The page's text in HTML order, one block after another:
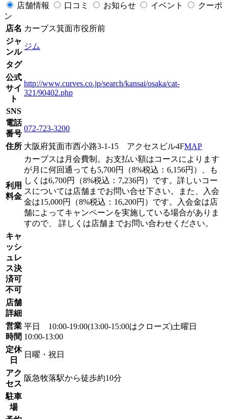
店舗情報 口コミ お知らせ イベント
クーポ
ン
店名 カーブス箕面市役所前
ジャ
ンル
ジム
タグ
公式
サイ
ト
http://www.curves.co.jp/search/kansai/osaka/cat-
321/90402.php
SNS
電話
番号
072-723-3200
住所 大阪府箕面市西小路3-1-15 アクセスビル4FMAP
利用
料金
カーブスは月会費制。お支払い額はコースによります
が月に何回通っても5,700円（8%税込：6,156円）、も
しくは6,700円（8%税込：7,236円）です。詳しいコー
スについては店舗までお問い合せ下さい。また、入会
金は15,000円（8%税込：16,200円）です。入会金は店
舗によってキャンペーンを実施している場合がありま
すので、 詳しくは店舗までお問い合わせください。
キャ
ッシ
ュレ
ス決
済可
不可
店舗
詳細
営業
時間
平日 10:00-19:00(13:00-15:00はクローズ)土曜日
10:00-13:00
定休
日
日曜・祝日
アク
セス
阪急牧落駅から徒歩約10分
駐車
場